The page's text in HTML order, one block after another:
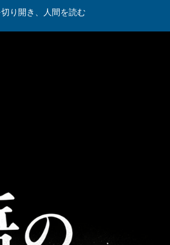
り開き、人間を読む